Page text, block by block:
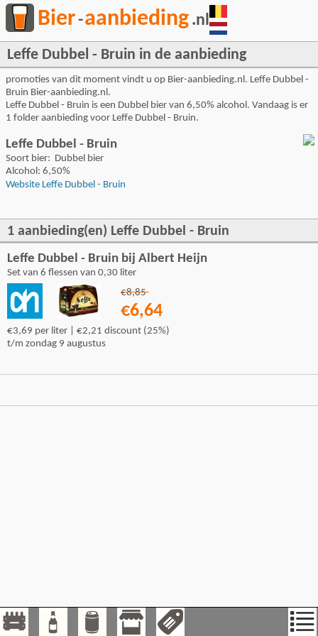
Bier-aanbieding .nl
Leffe Dubbel - Bruin in de aanbieding
promoties van dit moment vindt u op Bier-aanbieding.nl. Leffe Dubbel -
Bruin Bier-aanbieding.nl.
Leffe Dubbel - Bruin is een Dubbel bier van 6,50% alcohol. Vandaag is er
1 folder aanbieding voor Leffe Dubbel - Bruin.
Leffe Dubbel - Bruin
Soort bier: Dubbel bier
Alcohol: 6,50%
Website Leffe Dubbel - Bruin
1 aanbieding(en) Leffe Dubbel - Bruin
Leffe Dubbel - Bruin bij Albert Heijn
Set van 6 flessen van 0,30 liter
€8,85
€6,64
€3,69 per liter | €2,21 discount (25%)
t/m zondag 9 augustus